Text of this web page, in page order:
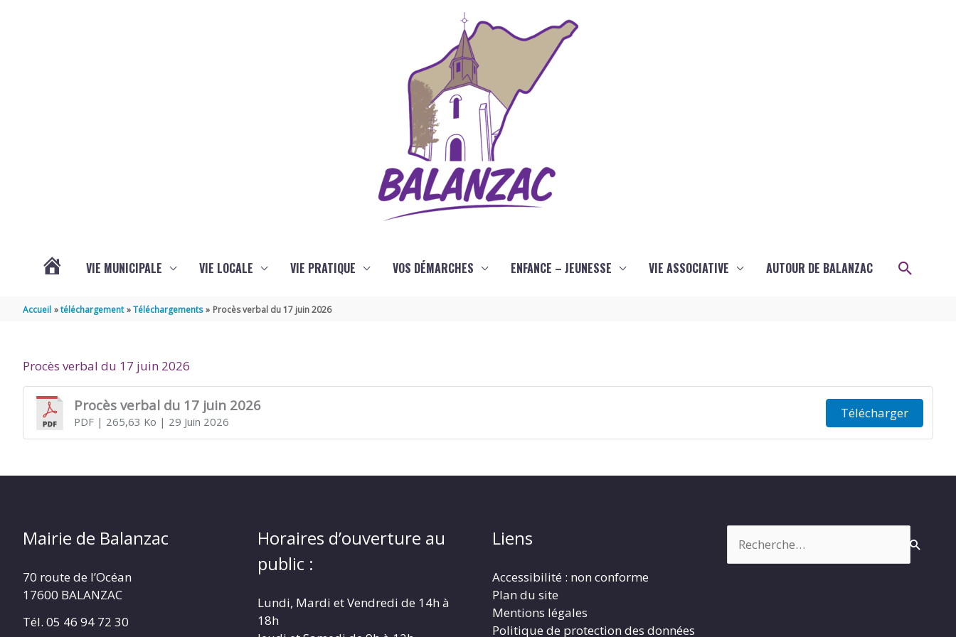
VIE MUNICIPALE VIE LOCALE VIE PRATIQUE VOS DÉMARCHES ENFANCE – JEUNESSE VIE ASSOCIATIVE AUTOUR DE BALANZAC
Accueil téléchargement Téléchargements Procès verbal du 17 juin 2026
Procès verbal du 17 juin 2026
Procès verbal du 17 juin 2026
PDF| 265,63 Ko | 29 Juin 2026
Télécharger
Mairie de Balanzac
70 route de l’Océan
17600 BALANZAC
Tél. 05 46 94 72 30
Horaires d’ouverture au
public :
Lundi, Mardi et Vendredi de 14h à
18h
Liens
Accessibilité : non conforme
Plan du site
Mentions légales
Politique de protection des données